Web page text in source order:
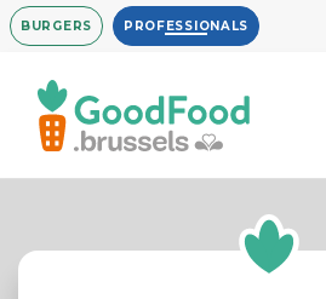
Overslaan
en
inhoud
gaan
BURGERS PROFESSIONALS